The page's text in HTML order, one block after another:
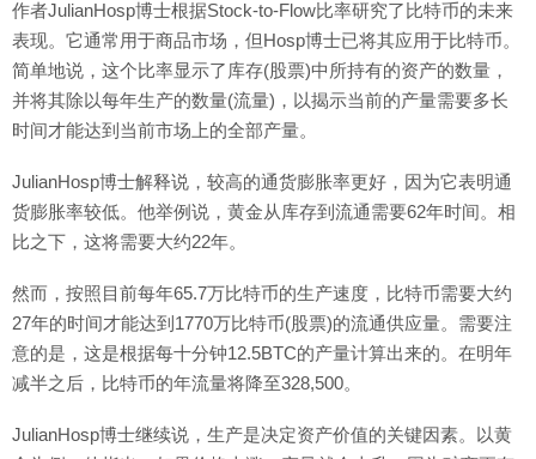
作者JulianHosp博士根据Stock-to-Flow比率研究了比特币的未来
表现。它通常用于商品市场，但Hosp博士已将其应用于比特币。
简单地说，这个比率显示了库存(股票)中所持有的资产的数量，
并将其除以每年生产的数量(流量)，以揭示当前的产量需要多长
时间才能达到当前市场上的全部产量。
JulianHosp博士解释说，较高的通货膨胀率更好，因为它表明通
货膨胀率较低。他举例说，黄金从库存到流通需要62年时间。相
比之下，这将需要大约22年。
然而，按照目前每年65.7万比特币的生产速度，比特币需要大约
27年的时间才能达到1770万比特币(股票)的流通供应量。需要注
意的是，这是根据每十分钟12.5BTC的产量计算出来的。在明年
减半之后，比特币的年流量将降至328,500。
JulianHosp博士继续说，生产是决定资产价值的关键因素。以黄